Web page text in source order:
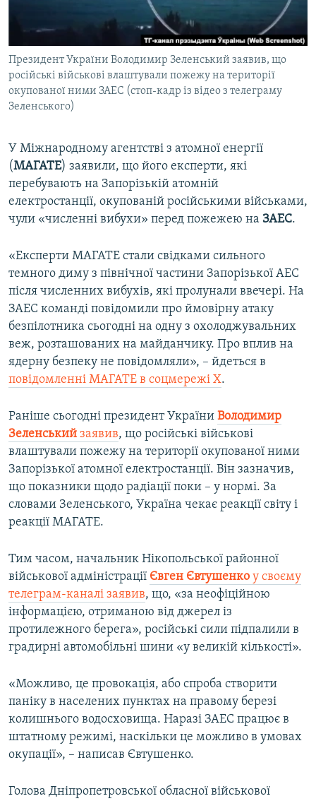
УКРАЇНСЬКА ПРОБЛЕМА КРИМУ
ІНФОГРАФІКА
Русский
Qırımtatar
ДОЛУЧАЙСЯ!
Усі сайти RFE/RL
Президент України Володимир Зеленський заявив, що
російські військові влаштували пожежу на території
окупованої ними ЗАЕС (стоп-кадр із відео з телеграму
Зеленського)
У Міжнародному агентстві з атомної енергії
(МАГАТЕ) заявили, що його експерти, які
перебувають на Запорізькій атомній
електростанції, окупованій російськими військами,
чули «численні вибухи» перед пожежею на ЗАЕС.
«Експерти МАГАТЕ стали свідками сильного
темного диму з північної частини Запорізької АЕС
після численних вибухів, які пролунали ввечері. На
ЗАЕС команді повідомили про ймовірну атаку
безпілотника сьогодні на одну з охолоджувальних
веж, розташованих на майданчику. Про вплив на
ядерну безпеку не повідомляли», – йдеться в
повідомленні МАГАТЕ в соцмережі X.
Раніше сьогодні президент України Володимир
Зеленський заявив, що російські військові
влаштували пожежу на території окупованої ними
Запорізької атомної електростанції. Він зазначив,
що показники щодо радіації поки – у нормі. За
словами Зеленського, Україна чекає реакції світу і
реакції МАГАТЕ.
Тим часом, начальник Нікопольської районної
військової адміністрації Євген Євтушенко у своєму
телеграм-каналі заявив, що, «за неофіційною
інформацією, отриманою від джерел із
протилежного берега», російські сили підпалили в
градирні автомобільні шини «у великій кількості».
«Можливо, це провокація, або спроба створити
паніку в населених пунктах на правому березі
колишнього водосховища. Наразі ЗАЕС працює в
штатному режимі, наскільки це можливо в умовах
окупації», – написав Євтушенко.
Голова Дніпропетровської обласної військової